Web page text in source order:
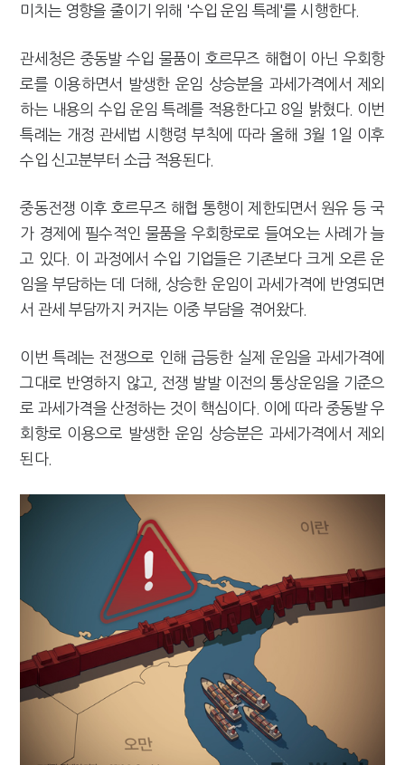
"오래 보유보다 오래 살아야"…1주택 세금 '실거주' 중심으로
강남이 좋다는 건 옛말…강서세무서장이 더 낫다?
미치는 영향을 줄이기 위해 '수입 운임 특례'를 시행한다.
관세청은 중동발 수입 물품이 호르무즈 해협이 아닌 우회항
로를 이용하면서 발생한 운임 상승분을 과세가격에서 제외
하는 내용의 수입 운임 특례를 적용한다고 8일 밝혔다. 이번
특례는 개정 관세법 시행령 부칙에 따라 올해 3월 1일 이후
수입 신고분부터 소급 적용된다.
중동전쟁 이후 호르무즈 해협 통행이 제한되면서 원유 등 국
가 경제에 필수적인 물품을 우회항로로 들여오는 사례가 늘
고 있다. 이 과정에서 수입 기업들은 기존보다 크게 오른 운
임을 부담하는 데 더해, 상승한 운임이 과세가격에 반영되면
서 관세 부담까지 커지는 이중 부담을 겪어왔다.
이번 특례는 전쟁으로 인해 급등한 실제 운임을 과세가격에
그대로 반영하지 않고, 전쟁 발발 이전의 통상운임을 기준으
로 과세가격을 산정하는 것이 핵심이다. 이에 따라 중동발 우
회항로 이용으로 발생한 운임 상승분은 과세가격에서 제외
된다.